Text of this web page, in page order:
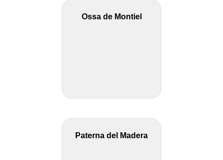
Ossa de Montiel
Paterna del Madera